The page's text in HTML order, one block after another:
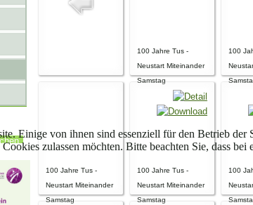
100 Jahre Tus -
Neustart Miteinander
Samstag
100
100 Jahre Tus -
Neustart Miteinander
Samstag
100 Jahre Tus -
Neustart Miteinander
Samstag
100
Einige von ihnen sind essenziell für den Betrieb
zulassen möchten. Bitte beachten Sie, dass